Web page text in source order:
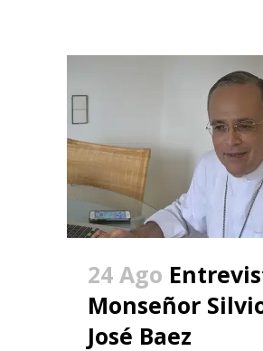
24 Ago
Monseñor
José Baez